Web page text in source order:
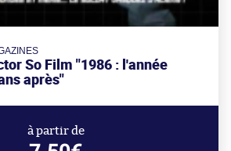
So Film "1986 : l'année
après"
à partir de